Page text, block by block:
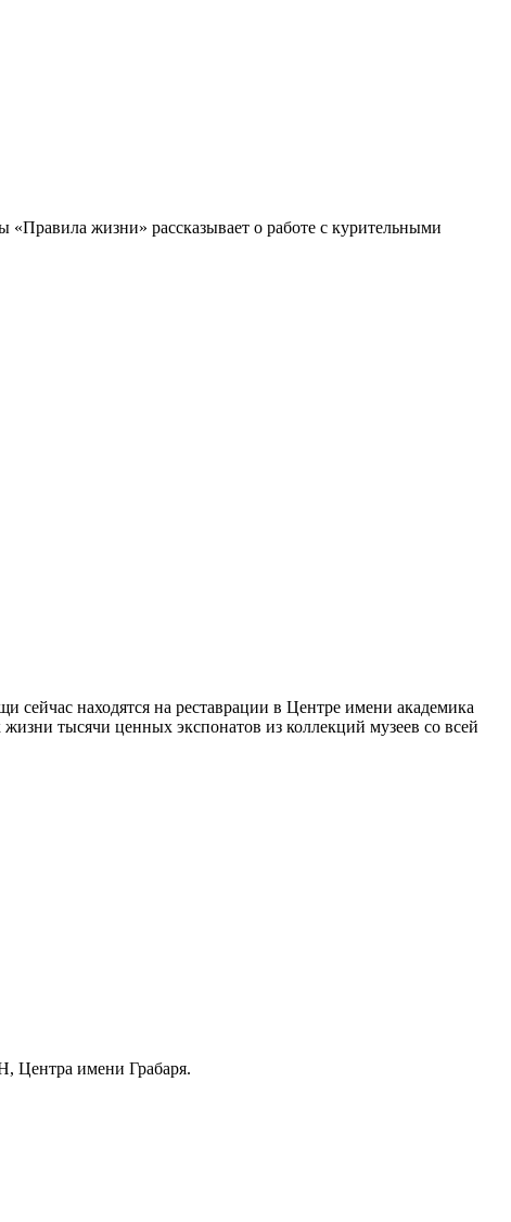
жизни» рассказывает о работе с курительными
находятся на реставрации в Центре имени академика
тысячи ценных экспонатов из коллекций музеев со всей
Центра имени Грабаря.